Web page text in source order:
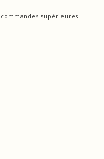
supérieures